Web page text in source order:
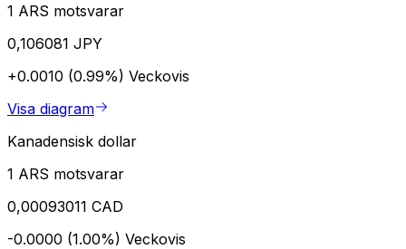
1 ARS motsvarar
0,106081 JPY
+0.0010 (0.99%) Veckovis
Visa diagram
Kanadensisk dollar
1 ARS motsvarar
0,00093011 CAD
-0.0000 (1.00%) Veckovis